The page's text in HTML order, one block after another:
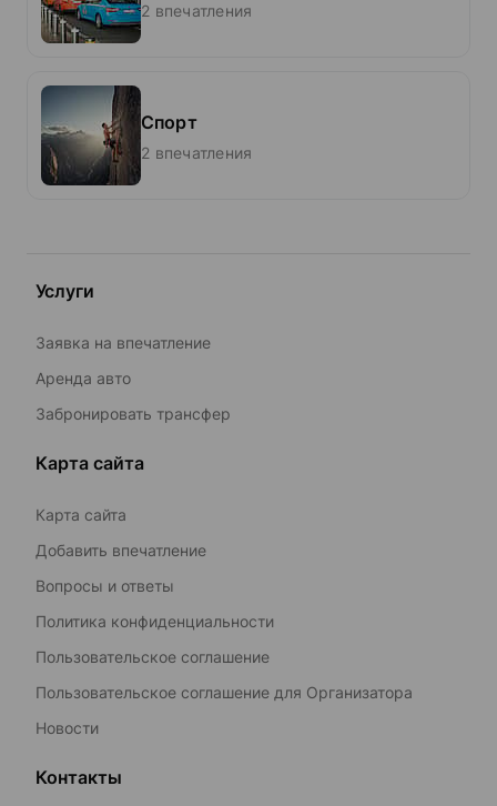
2 впечатления
Спорт
2 впечатления
Услуги
Заявка на впечатление
Аренда авто
Забронировать трансфер
Карта сайта
Карта сайта
Добавить впечатление
Вопросы и ответы
Политика конфиденциальности
Пользовательское соглашение
Пользовательское соглашение для Организатора
Новости
Контакты